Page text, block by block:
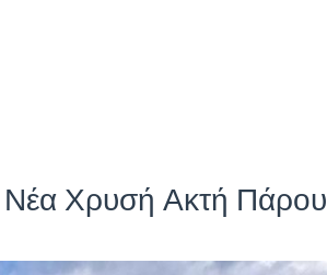
Νέα Χρυσή Ακτή Πάρου